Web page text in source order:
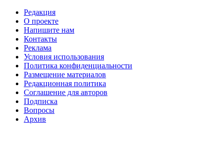
Редакция
О проекте
Напишите нам
Контакты
Реклама
Условия использования
Политика конфиденциальности
Размещение материалов
Редакционная политика
Соглашение для авторов
Подписка
Вопросы
Архив